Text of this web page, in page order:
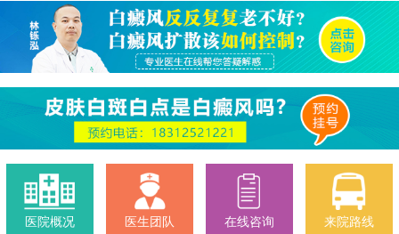
医院概况 医生团队 在线咨询 来院路线